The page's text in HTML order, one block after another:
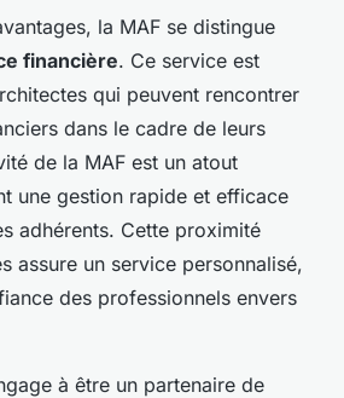
la MAF se distingue
financière. Ce service est
qui peuvent rencontrer
dans le cadre de leurs
de la MAF est un atout
une gestion rapide et efficace
adhérents. Cette proximité
assure un service personnalisé,
des professionnels envers
à être un partenaire de